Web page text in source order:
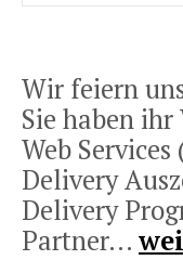
Wir feiern
Sie haben
Web
Delivery
Delivery
Partner...